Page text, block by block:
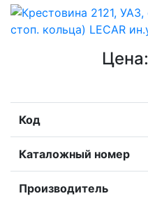
Цена:
Код
Каталожный номер
Производитель